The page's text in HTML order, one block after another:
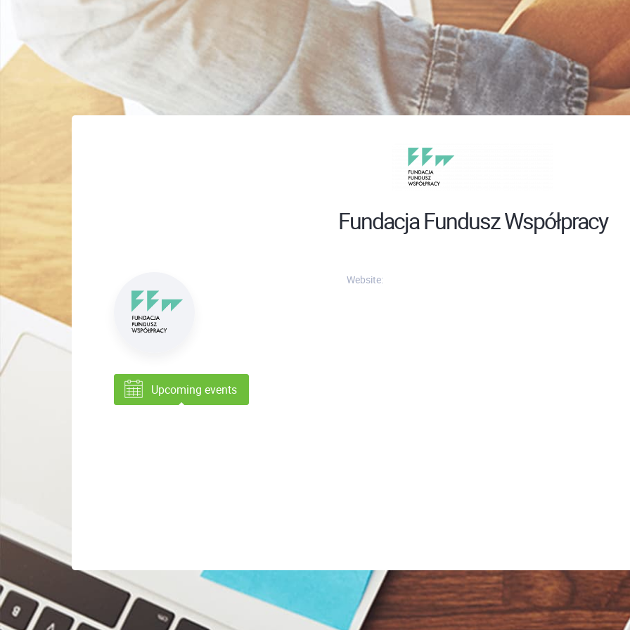
Fundacja Fundusz Współpracy
Website:
Upcoming events